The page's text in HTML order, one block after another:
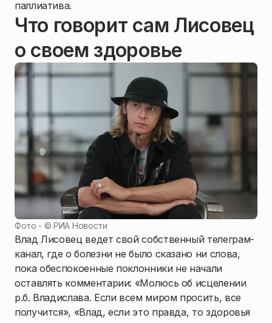
паллиатива.
Что говорит сам Лисовец
о своем здоровье
Фото - ©РИА Новости
Влад Лисовец ведет свой собственный телеграм-
канал, где о болезни не было сказано ни слова,
пока обеспокоенные поклонники не начали
оставлять комментарии: «Молюсь об исцелении
р.б. Владислава. Если всем миром просить, все
получится», «Влад, если это правда, то здоровья